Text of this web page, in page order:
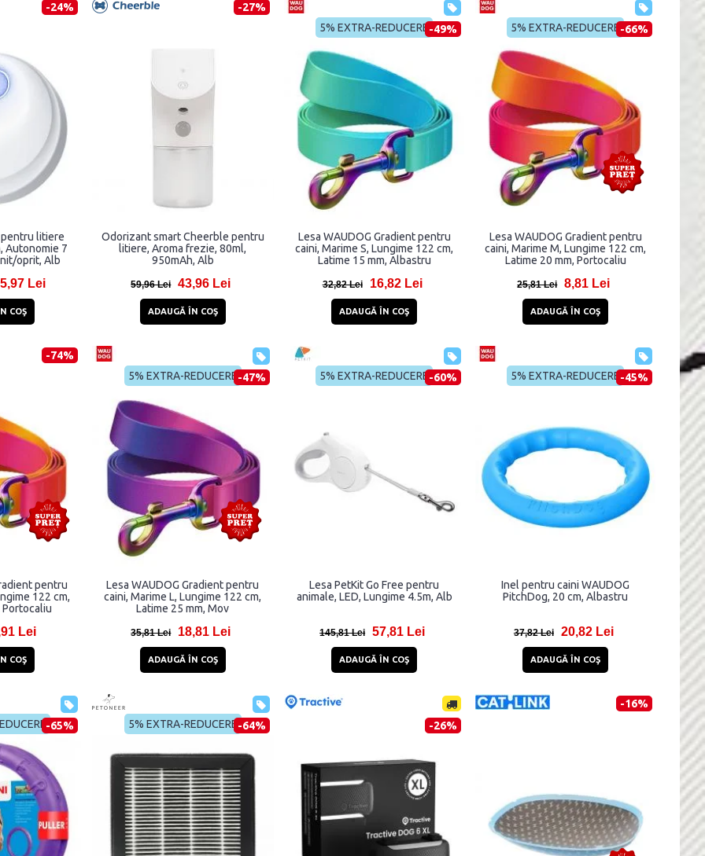
-24%
litiere
Autonomie 7
oprit, Alb
Lei
COŞ
-27%
Odorizant smart Cheerble pentru
litiere, Aroma frezie, 80ml,
950mAh, Alb
59,96 Lei 43,96 Lei
ADAUGĂ ÎN COŞ
5% EXTRA-REDUCERE -49%
Lesa WAUDOG Gradient pentru
caini, Marime S, Lungime 122 cm,
Latime 15 mm, Albastru
32,82 Lei 16,82 Lei
ADAUGĂ ÎN COŞ
5% EXTRA-REDUCERE -66%
Lesa WAUDOG Gradient pentru
caini, Marime M, Lungime 122 cm,
Latime 20 mm, Portocaliu
25,81 Lei 8,81 Lei
ADAUGĂ ÎN COŞ
-74%
pentru
122 cm,
Portocaliu
Lei
COŞ
5% EXTRA-REDUCERE -47%
Lesa WAUDOG Gradient pentru
caini, Marime L, Lungime 122 cm,
Latime 25 mm, Mov
35,81 Lei 18,81 Lei
ADAUGĂ ÎN COŞ
5% EXTRA-REDUCERE -60%
Lesa PetKit Go Free pentru
animale, LED, Lungime 4.5m, Alb
145,81 Lei 57,81 Lei
ADAUGĂ ÎN COŞ
5% EXTRA-REDUCERE -45%
Inel pentru caini WAUDOG
PitchDog, 20 cm, Albastru
37,82 Lei 20,82 Lei
ADAUGĂ ÎN COŞ
-65% 5% EXTRA-REDUCERE -64% -26%
-16%